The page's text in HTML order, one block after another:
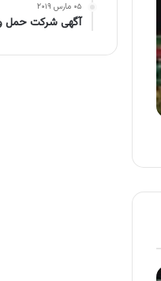
۰۵ مارس ۲۰۱۹
آگهی شرکت حمل